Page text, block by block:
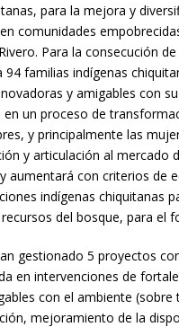
para la mejora y
comunidades
Para la consecución
familias indígenas
y amigables con
un proceso de
y principalmente las
y articulación al mercado
aumentará con criterios de
indígenas chiquitanas
del bosque, para el
gestionado 5 proyectos
en intervenciones de
con el ambiente
mejoramiento de la